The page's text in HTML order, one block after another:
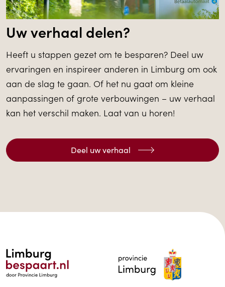
Uw verhaal delen?
Heeft u stappen gezet om te besparen? Deel uw
ervaringen en inspireer anderen in Limburg om ook
aan de slag te gaan. Of het nu gaat om kleine
aanpassingen of grote verbouwingen – uw verhaal
kan het verschil maken. Laat van u horen!
Deel uw verhaal